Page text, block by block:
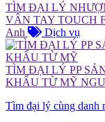
TÌM ĐẠI LÝ
VÂN TAY TOUCH
Anh
Dịch vụ
TÌM ĐẠI LÝ PP
KHẨU TỪ MỸ
Tìm đại lý cùng danh